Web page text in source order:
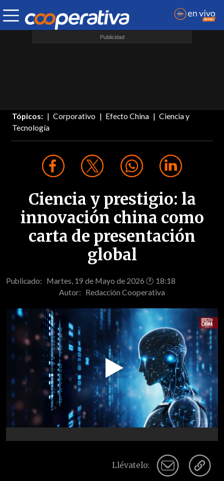
Tópicos: Corporativo Efecto China
Ciencia y
Tecnología
Ciencia y prestigio: la
innovación china como
carta de presentación
global
Publicado: Martes, 19 de Mayo de 2026 🕐 18:18
Autor: Redacción Cooperativa
Play
Video
Llévatelo: